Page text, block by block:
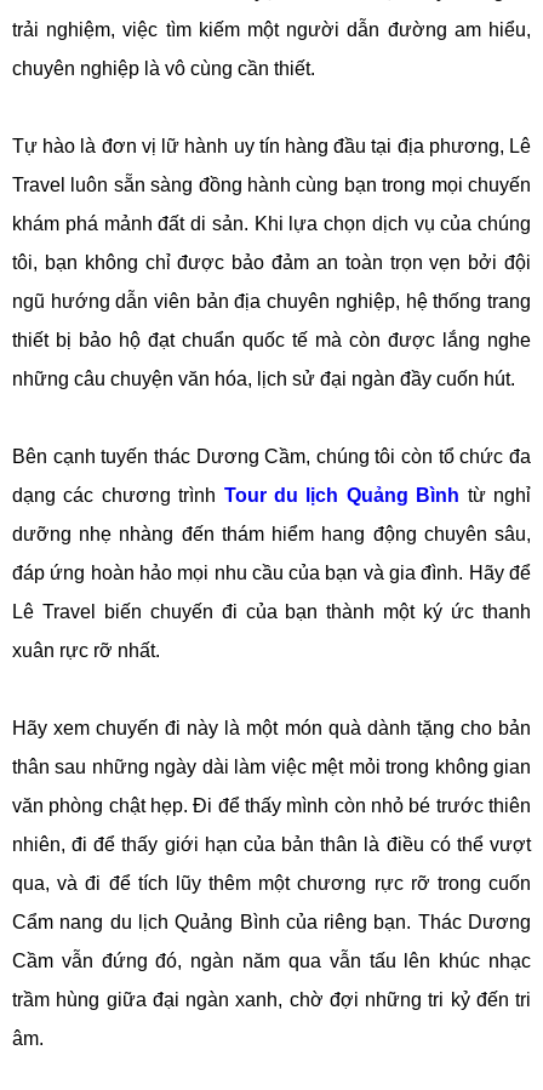
trải nghiệm, việc tìm kiếm một người dẫn đường am hiểu,
chuyên nghiệp là vô cùng cần thiết.
Tự hào là đơn vị lữ hành uy tín hàng đầu tại địa phương, Lê
Travel luôn sẵn sàng đồng hành cùng bạn trong mọi chuyến
khám phá mảnh đất di sản. Khi lựa chọn dịch vụ của chúng
tôi, bạn không chỉ được bảo đảm an toàn trọn vẹn bởi đội
ngũ hướng dẫn viên bản địa chuyên nghiệp, hệ thống trang
thiết bị bảo hộ đạt chuẩn quốc tế mà còn được lắng nghe
những câu chuyện văn hóa, lịch sử đại ngàn đầy cuốn hút.
Bên cạnh tuyến thác Dương Cầm, chúng tôi còn tổ chức đa
dạng các chương trình Tour du lịch Quảng Bình từ nghỉ
dưỡng nhẹ nhàng đến thám hiểm hang động chuyên sâu,
đáp ứng hoàn hảo mọi nhu cầu của bạn và gia đình. Hãy để
Lê Travel biến chuyến đi của bạn thành một ký ức thanh
xuân rực rỡ nhất.
Hãy xem chuyến đi này là một món quà dành tặng cho bản
thân sau những ngày dài làm việc mệt mỏi trong không gian
văn phòng chật hẹp. Đi để thấy mình còn nhỏ bé trước thiên
nhiên, đi để thấy giới hạn của bản thân là điều có thể vượt
qua, và đi để tích lũy thêm một chương rực rỡ trong cuốn
Cẩm nang du lịch Quảng Bình của riêng bạn. Thác Dương
Cầm vẫn đứng đó, ngàn năm qua vẫn tấu lên khúc nhạc
trầm hùng giữa đại ngàn xanh, chờ đợi những tri kỷ đến tri
âm.